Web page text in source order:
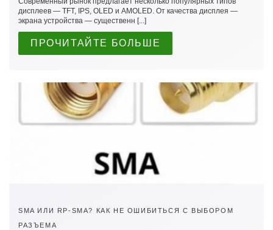
дисплеев — TFT, IPS, OLED и AMOLED. От качества дисплея —
экрана устройства — существенн [...]
ПРОЧИТАЙТЕ БОЛЬШЕ
SMA ИЛИ RP-SMA? КАК НЕ ОШИБИТЬСЯ С ВЫБОРОМ
РАЗЪЕМА